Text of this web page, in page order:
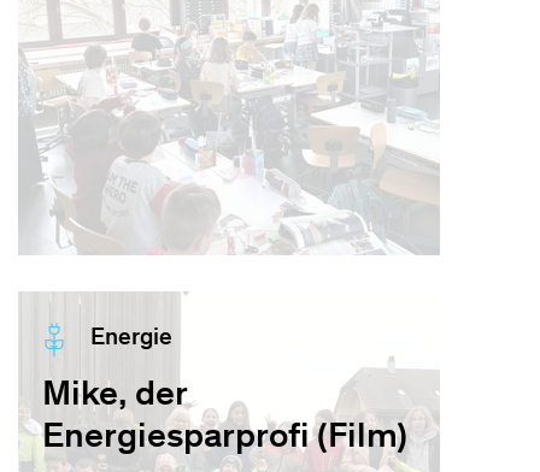
Energie
Mike, der
Energiesparprofi (Film)